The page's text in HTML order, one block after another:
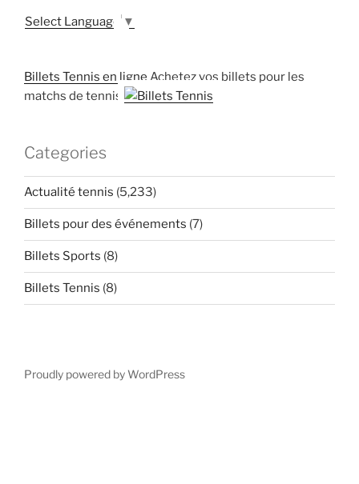
Select Language ▼
Billets Tennis en ligne Achetez vos billets pour les
matchs de tennis
Categories
Actualité tennis (5,233)
Billets pour des événements (7)
Billets Sports (8)
Billets Tennis (8)
Proudly powered by WordPress